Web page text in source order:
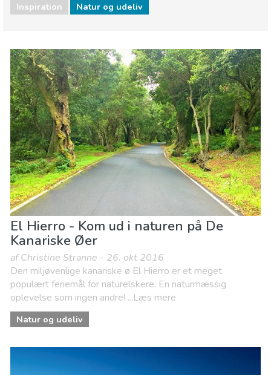
Inspiration
Natur og udeliv
Børn og familie
Hvor skal I bo
Lokale events
Mad & Restauranter
Museum & Kunst
Natteliv & Barer
Natur og udeliv
Sport og adventure
Strande
El Hierro - Kom ud i naturen på De
Kanariske Øer
af Christine Stranne - 26. okt 2016
Den miljøvenlige kanariske ø El Hierro er et meget
populært feriemål for naturelskere. En naturmæssig
oplevelse som ingen andre! ...Læs mere
Natur og udeliv